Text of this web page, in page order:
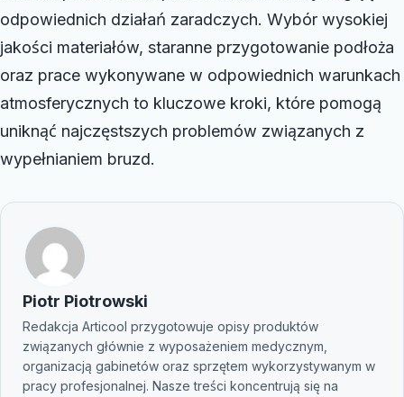
odpowiednich działań zaradczych. Wybór wysokiej
jakości materiałów, staranne przygotowanie podłoża
oraz prace wykonywane w odpowiednich warunkach
atmosferycznych to kluczowe kroki, które pomogą
uniknąć najczęstszych problemów związanych z
wypełnianiem bruzd.
Piotr Piotrowski
Redakcja Articool przygotowuje opisy produktów
związanych głównie z wyposażeniem medycznym,
organizacją gabinetów oraz sprzętem wykorzystywanym w
pracy profesjonalnej. Nasze treści koncentrują się na